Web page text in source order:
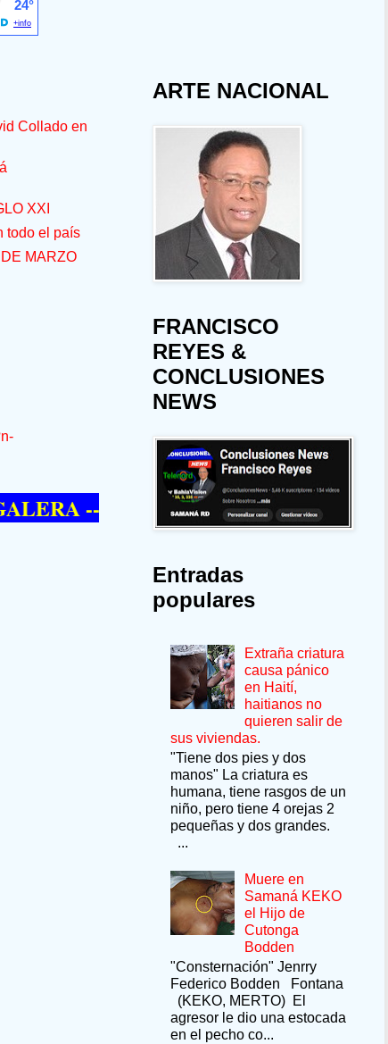
Collado en
XXI
todo el país
MARZO
SÍ QUIERE PASAR UN
ARTE NACIONAL
FRANCISCO
REYES &
CONCLUSIONES
NEWS
Entradas
populares
Extraña criatura
causa pánico
en Haití,
haitianos no
quieren salir de
sus viviendas.
"Tiene dos pies y dos
manos" La criatura es
humana, tiene rasgos de un
niño, pero tiene 4 orejas 2
pequeñas y dos grandes.
...
Muere en
Samaná KEKO
el Hijo de
Cutonga
Bodden
"Consternación" Jenrry
Federico Bodden Fontana
(KEKO, MERTO) El
agresor le dio una estocada
en el pecho co...